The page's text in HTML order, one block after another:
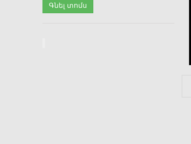
Գնել տոմս